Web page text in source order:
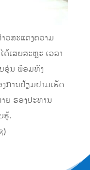
ວສະແດງຄວາມ
ເສຍສະຫຼະ ເວລາ
ອຸ່ນ ພ້ອມທັງ
ການຢ້ຽມຢາມເຮັດ
ຍ ຮອງປະທານ
ຮູ້.
)